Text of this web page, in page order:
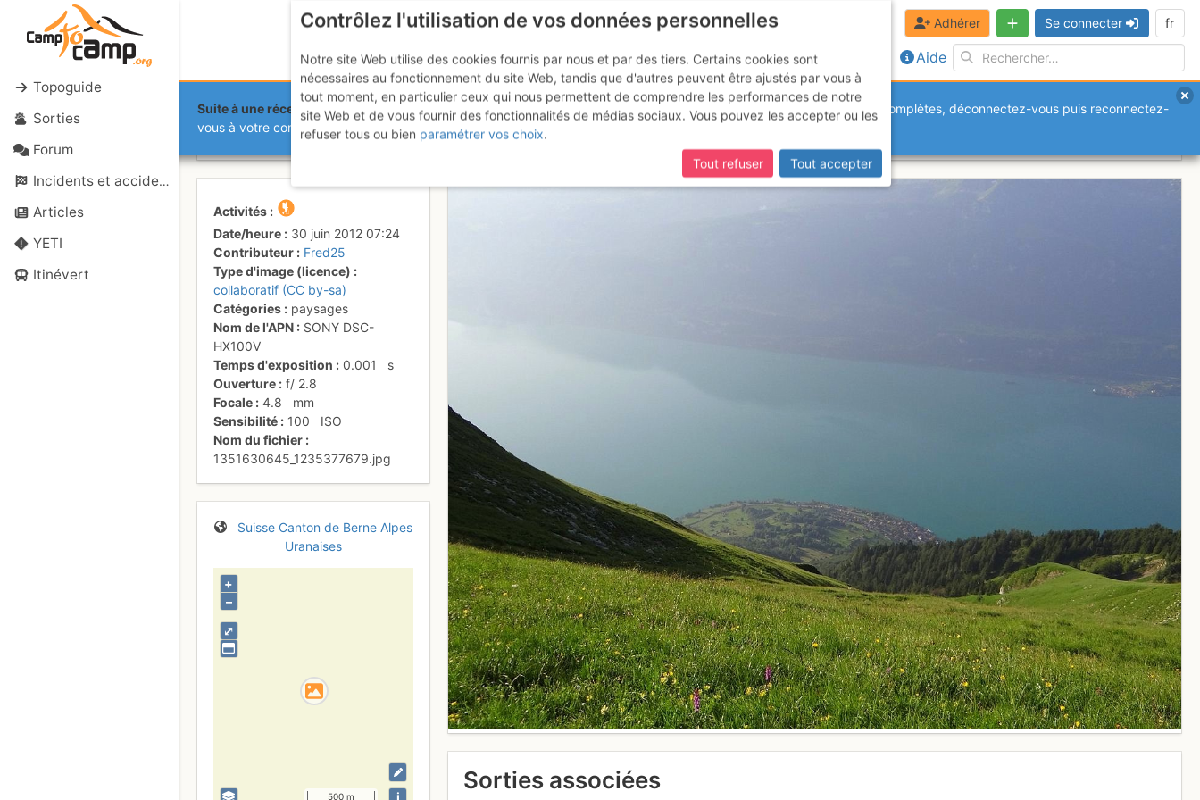
Topoguide
Sorties
Forum
Incidents et accidents
Articles
YETI
Itinévert
Aide
Adhérer Se connecter fr
Suite à une récente et importante mise à jour du site,si certaines pages ne sont plus accessibles, manquantes ou incomplètes, déconnectez-vous puis reconnectez-
vous à votre compte sur le site.
Vue sur le Brienzersee
Activités
Date/heure
30 juin 2012 07:24
Contributeur
Fred25
Type d'image (licence)
collaboratif (CC by-sa)
Catégories
paysages
Nom de l'APN
SONY DSC-
HX100V
Temps d'exposition
0.001
s
Ouverture
f/2.8
Focale
4.8
mm
Sensibilité
100
ISO
Nom du fichier
1351630645_1235377679.jpg
Suisse Canton de Berne Alpes
Uranaises
⤢
+
–
500 m
Sorties associées
Contrôlez l'utilisation de vos données personnelles
Notre site Web utilise des cookies fournis par nous et par des tiers. Certains cookies sont
nécessaires au fonctionnement du site Web, tandis que d'autres peuvent être ajustés par vous à
tout moment, en particulier ceux qui nous permettent de comprendre les performances de notre
site Web et de vous fournir des fonctionnalités de médias sociaux. Vous pouvez les accepter ou les
refuser tous ou bien paramétrer vos choix.
Tout refuser
Tout accepter